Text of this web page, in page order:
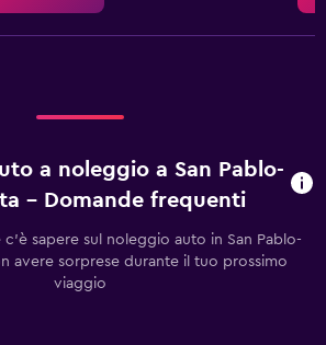
a noleggio a San Pablo-
- Domande frequenti
sapere sul noleggio auto in San Pablo-
avere sorprese durante il tuo prossimo
viaggio